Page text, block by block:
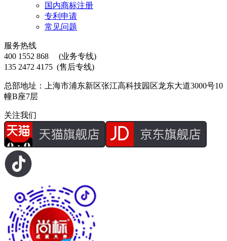
国内商标注册
专利申请
常见问题
服务热线
400 1552 868
(业务专线)
135 2472 4175 (售后专线)
总部地址：上海市浦东新区张江高科技园区龙东大道3000号10
幢B座7层
关注我们